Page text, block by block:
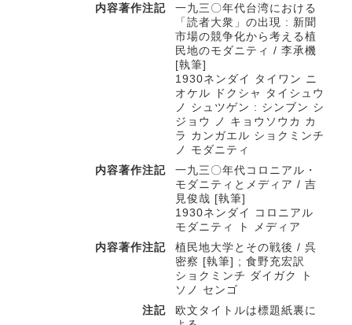
内容著作注記
一九三〇年代台湾における
「読者大衆」の出現 : 新聞
市場の競争化から考える植
民地のモダニティ / 李承機
[執筆]
1930ネンダイ タイワン ニ
オケル ドクシャ タイシュウ
ノ シュツゲン : シンブン シ
ジョウ ノ キョウソウカ カ
ラ カンガエル ショクミンチ
ノ モダニティ
内容著作注記
一九三〇年代コロニアル・
モダニティとメディア / 吉
見俊哉 [執筆]
1930ネンダイ コロニアル
モダニティ ト メディア
内容著作注記
植民地大学とその戦後 / 呉
密察 [執筆] ; 食野充宏訳
ショクミンチ ダイガク ト
ソノ センゴ
注記
欧文タイトルは標題紙裏に